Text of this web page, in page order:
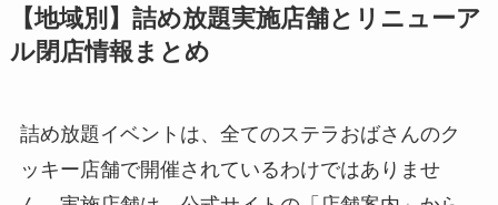
【地域別】詰め放題実施店舗とリニューア
ル閉店情報まとめ
詰め放題イベントは、全てのステラおばさんのク
ッキー店舗で開催されているわけではありませ